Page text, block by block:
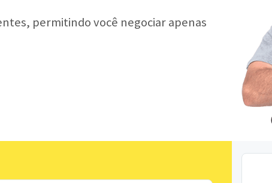
permitindo você negociar apenas